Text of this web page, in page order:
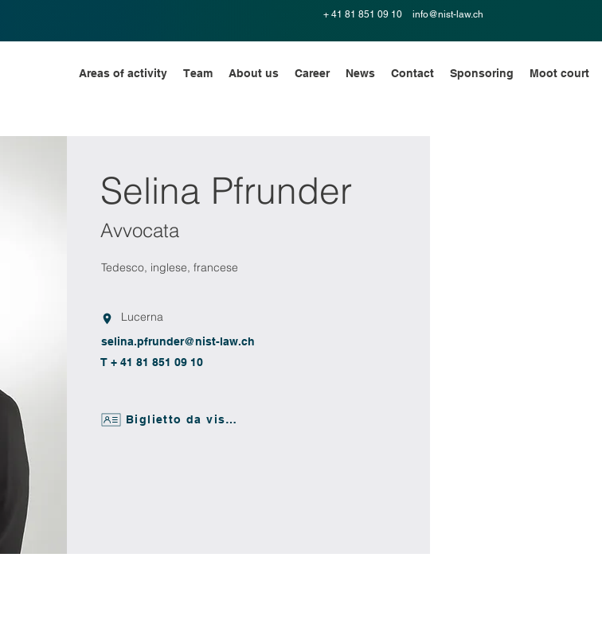
+ 41 81 851 09 10 info@nist-law.ch
Areas of activity Team About us Career News Contact Sponsoring Moot court
Selina Pfrunder
Avvocata
Tedesco, inglese, francese
Lucerna
selina.pfrunder@nist-law.ch
T + 41 81 851 09 10
Biglietto da visita